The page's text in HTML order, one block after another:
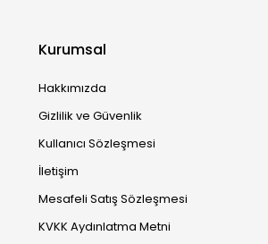
Kurumsal
Hakkımızda
Gizlilik ve Güvenlik
Kullanıcı Sözleşmesi
İletişim
Mesafeli Satış Sözleşmesi
KVKK Aydınlatma Metni